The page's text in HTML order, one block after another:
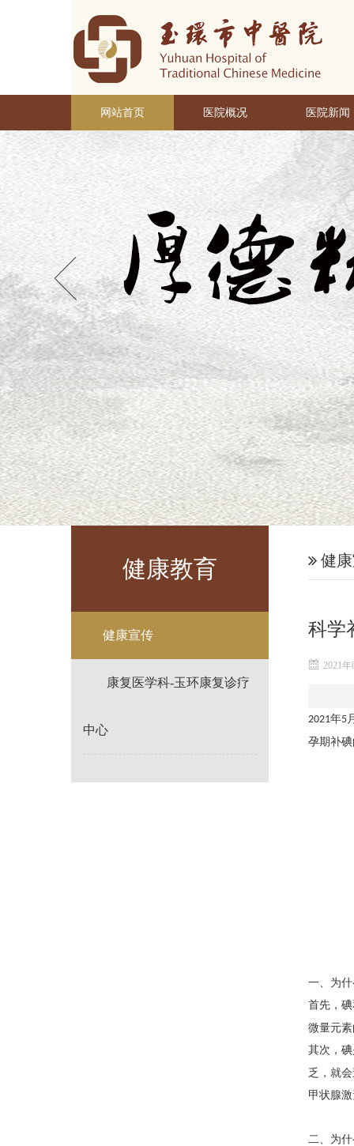
网站首页 医院概况 医院新闻
健康教育
健康宣传
康复医学科-玉环康复诊疗
中心
健
科学
2021
2021年5
孕期补
一、为
首先，
微量元
其次，
乏，就
甲状腺
二、为